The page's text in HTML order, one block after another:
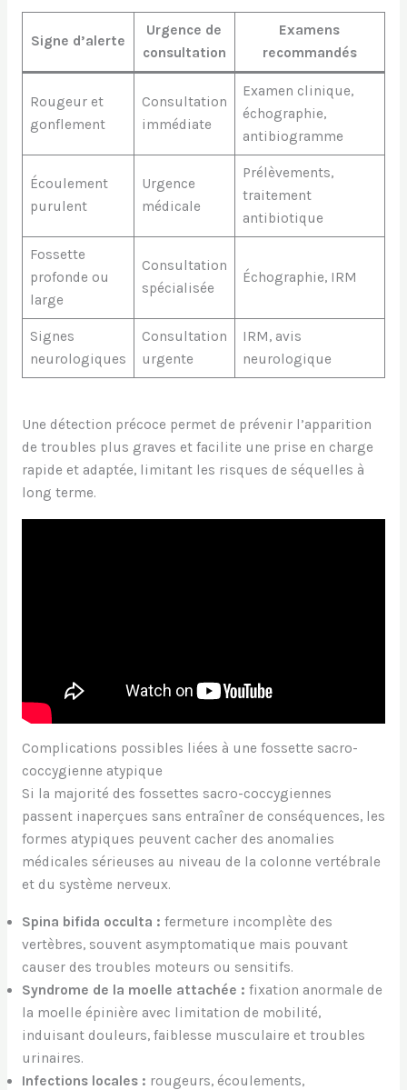
Signe d’alerte
Urgence de
consultation
Examens
recommandés
Rougeur et
gonflement
Consultation
immédiate
Examen clinique,
échographie,
antibiogramme
Écoulement
purulent
Urgence
médicale
Prélèvements,
traitement
antibiotique
Fossette
profonde ou
large
Consultation
spécialisée
Échographie, IRM
Signes
neurologiques
Consultation
urgente
IRM, avis
neurologique
Une détection précoce permet de prévenir l’apparition
de troubles plus graves et facilite une prise en charge
rapide et adaptée, limitant les risques de séquelles à
long terme.
Complications possibles liées à une fossette sacro-
coccygienne atypique
Si la majorité des fossettes sacro-coccygiennes
passent inaperçues sans entraîner de conséquences, les
formes atypiques peuvent cacher des anomalies
médicales sérieuses au niveau de la colonne vertébrale
et du système nerveux.
Spina bifida occulta : fermeture incomplète des
vertèbres, souvent asymptomatique mais pouvant
causer des troubles moteurs ou sensitifs.
Syndrome de la moelle attachée : fixation anormale de
la moelle épinière avec limitation de mobilité,
induisant douleurs, faiblesse musculaire et troubles
urinaires.
Infections locales : rougeurs, écoulements,